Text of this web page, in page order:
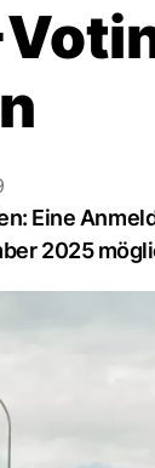
Eine
2025